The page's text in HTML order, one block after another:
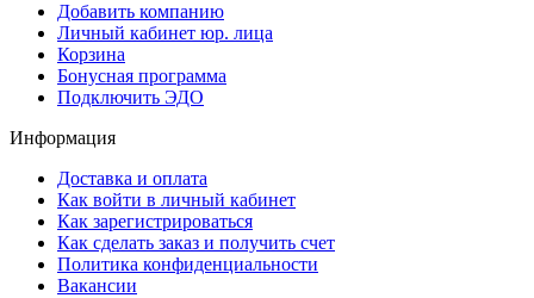
Добавить компанию
Личный кабинет юр. лица
Корзина
Бонусная программа
Подключить ЭДО
Информация
Доставка и оплата
Как войти в личный кабинет
Как зарегистрироваться
Как сделать заказ и получить счет
Политика конфиденциальности
Вакансии